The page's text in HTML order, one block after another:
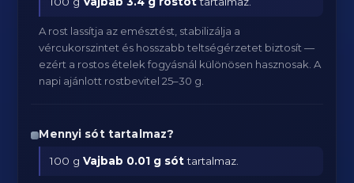
A rost lassítja az emésztést, stabilizálja a
vércukorszintet és hosszabb teltségérzetet biztosít —
ezért a rostos ételek fogyásnál különösen hasznosak. A
napi ajánlott rostbevitel 25–30 g.
Mennyi sót tartalmaz?
100 gVajbab 0.01 g sóttartalmaz.